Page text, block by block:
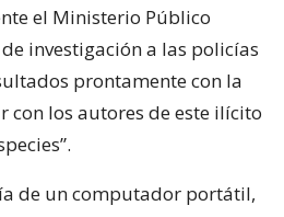
el Ministerio Público
investigación a las policías
prontamente con la
los autores de este ilícito
de un computador portátil,